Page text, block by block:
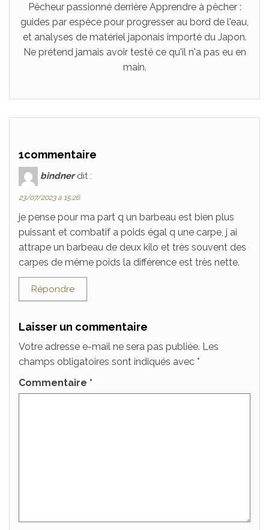
Pêcheur passionné derrière Apprendre à pêcher :
guides par espèce pour progresser au bord de l'eau,
et analyses de matériel japonais importé du Japon.
Ne prétend jamais avoir testé ce qu'il n'a pas eu en
main.
1commentaire
bindner dit :
23/07/2023 à 15:26
je pense pour ma part q un barbeau est bien plus
puissant et combatif a poids égal q une carpe, j ai
attrape un barbeau de deux kilo et très souvent des
carpes de même poids la différence est très nette.
Répondre
Laisser un commentaire
Votre adresse e-mail ne sera pas publiée. Les
champs obligatoires sont indiqués avec *
Commentaire *